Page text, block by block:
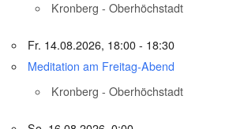
Kronberg - Oberhöchstadt
Fr. 14.08.2026, 18:00 - 18:30
Meditation am Freitag-Abend
Kronberg - Oberhöchstadt